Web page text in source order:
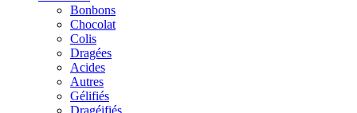
Bonbons
Chocolat
Colis
Dragées
Acides
Autres
Gélifiés
Dragéifiés